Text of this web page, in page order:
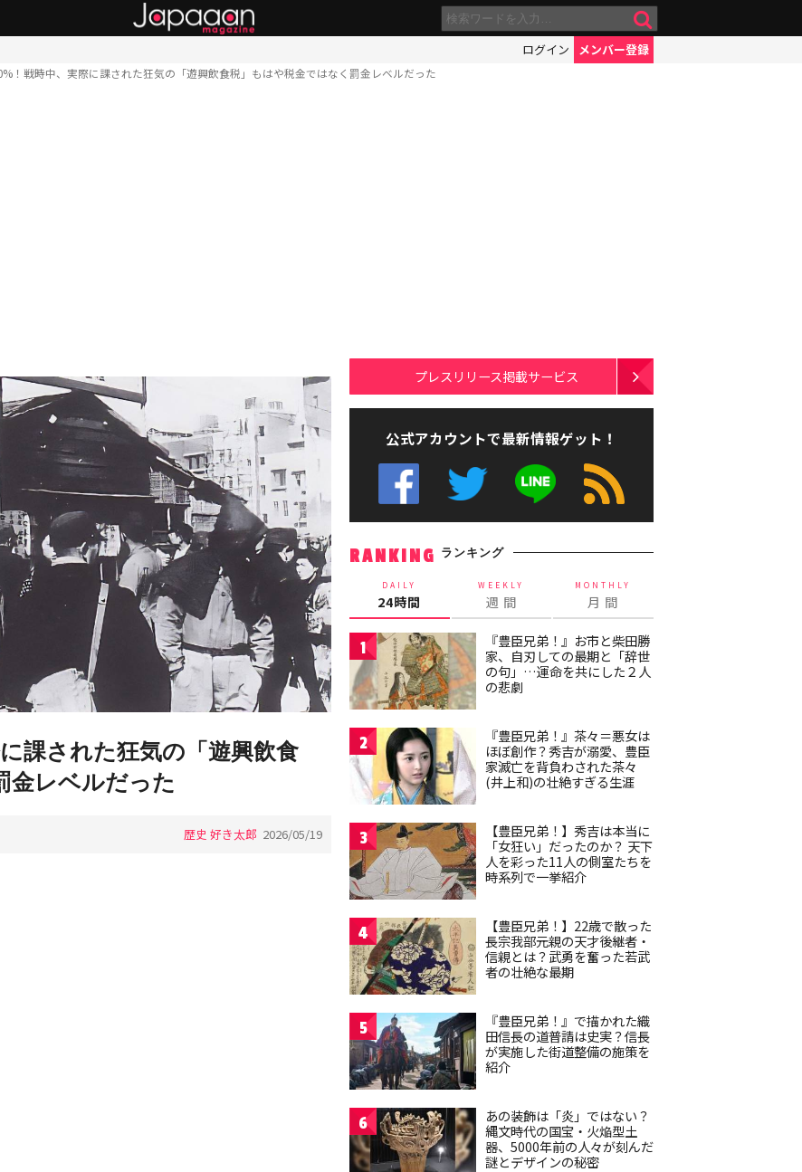
ログイン メンバー登録
！戦時中、実際に課された狂気の「遊興飲食税」もはや税金ではなく罰金レベルだった
課された狂気の「遊興飲食
金レベルだった
歴史 好き太郎 2026/05/19
プレスリリース掲載サービス
公式アカウントで最新情報ゲット！
RANKING ランキング
DAILY
24時間
WEEKLY
週 間
MONTHLY
月 間
1
『豊臣兄弟！』お市と柴田勝
家、自刃しての最期と「辞世
の句」…運命を共にした２人
の悲劇
2
『豊臣兄弟！』茶々＝悪女は
ほぼ創作？秀吉が溺愛、豊臣
家滅亡を背負わされた茶々
(井上和)の壮絶すぎる生涯
3
【豊臣兄弟！】秀吉は本当に
「女狂い」だったのか？ 天下
人を彩った11人の側室たちを
時系列で一挙紹介
4
【豊臣兄弟！】22歳で散った
長宗我部元親の天才後継者・
信親とは？武勇を奮った若武
者の壮絶な最期
5
『豊臣兄弟！』で描かれた織
田信長の道普請は史実？信長
が実施した街道整備の施策を
紹介
6
あの装飾は「炎」ではない？
縄文時代の国宝・火焔型土
器、5000年前の人々が刻んだ
謎とデザインの秘密